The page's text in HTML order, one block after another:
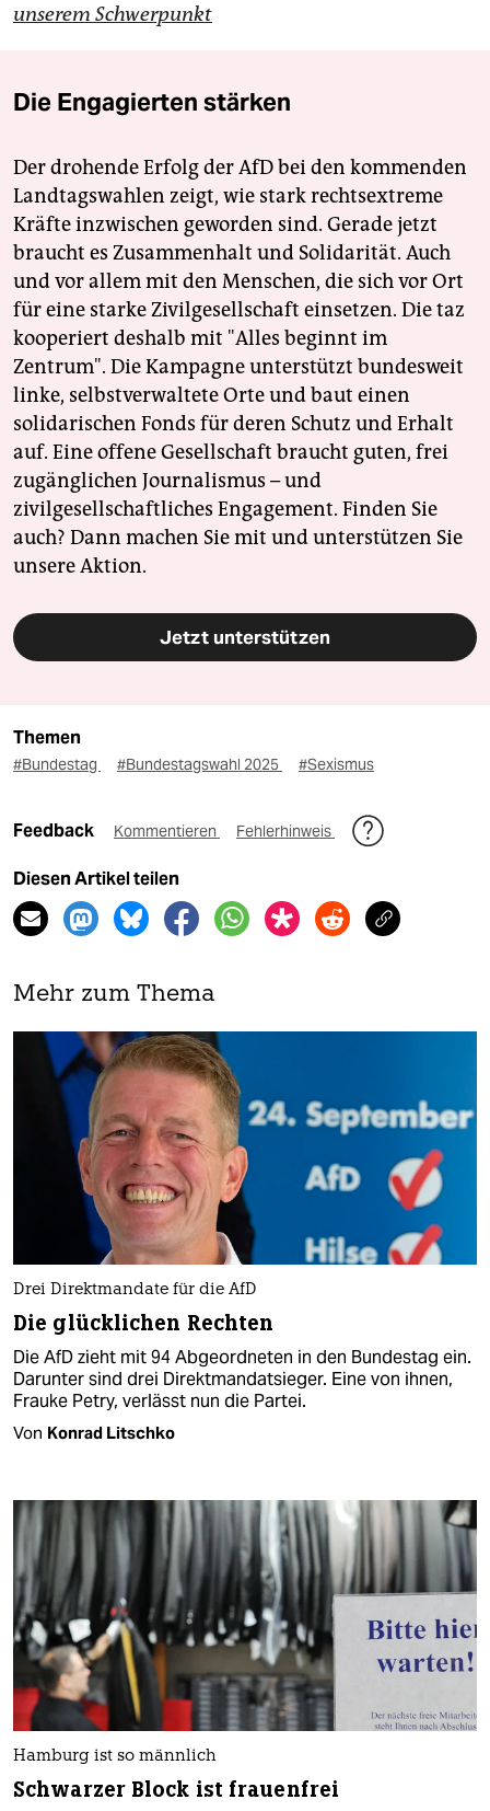
unserem Schwerpunkt
Die Engagierten stärken
Der drohende Erfolg der AfD bei den kommenden
Landtagswahlen zeigt, wie stark rechtsextreme
Kräfte inzwischen geworden sind. Gerade jetzt
braucht es Zusammenhalt und Solidarität. Auch
und vor allem mit den Menschen, die sich vor Ort
für eine starke Zivilgesellschaft einsetzen. Die taz
kooperiert deshalb mit "Alles beginnt im
Zentrum". Die Kampagne unterstützt bundesweit
linke, selbstverwaltete Orte und baut einen
solidarischen Fonds für deren Schutz und Erhalt
auf. Eine offene Gesellschaft braucht guten, frei
zugänglichen Journalismus – und
zivilgesellschaftliches Engagement. Finden Sie
auch? Dann machen Sie mit und unterstützen Sie
unsere Aktion.
Jetzt unterstützen
Themen
#Bundestag #Bundestagswahl 2025 #Sexismus
Feedback Kommentieren Fehlerhinweis
Diesen Artikel teilen
Mehr zum Thema
Drei Direktmandate für die AfD
Die glücklichen Rechten
Die AfD zieht mit 94 Abgeordneten in den Bundestag ein.
Darunter sind drei Direktmandatsieger. Eine von ihnen,
Frauke Petry, verlässt nun die Partei.
Von Konrad Litschko
Hamburg ist so männlich
Schwarzer Block ist frauenfrei